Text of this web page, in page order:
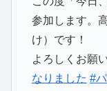
参加します。
け）です！
よろしくお願
なりました #